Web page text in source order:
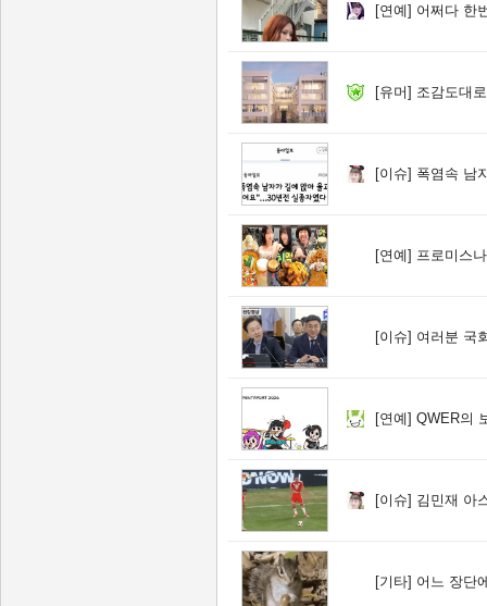
[연예] 어쩌다 한
[유머] 조감도대
[이슈] 폭염속 남자가
[연예] 프로미스
[이슈] 여러분 국회의원
[연예] QWER의
[이슈] 김민재 아
[기타] 어느 장단